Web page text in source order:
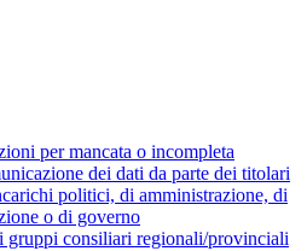
per mancata o incompleta
dei dati da parte dei titolari
politici, di amministrazione, di
o di governo
gruppi consiliari regionali/provinciali